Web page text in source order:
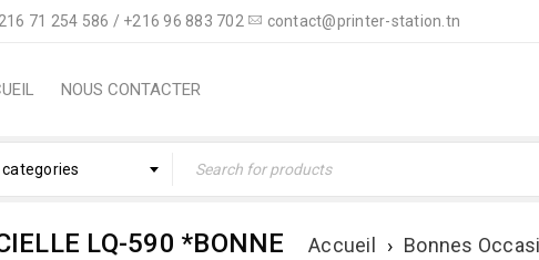
71 254 586 / +216 96 883 702 contact@printer-station.tn
NOUS CONTACTER
LQ-590 *BONNE
Accueil › Bonnes